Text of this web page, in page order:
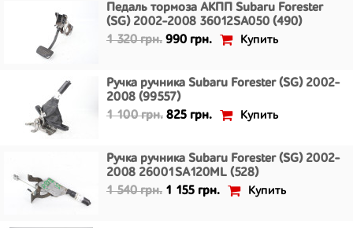
Педаль тормоза АКПП Subaru Forester
(SG) 2002-2008 36012SA050 (490)
1 320 грн. 990 грн. Купить
Ручка ручника Subaru Forester (SG) 2002-
2008 (99557)
1 100 грн. 825 грн. Купить
Ручка ручника Subaru Forester (SG) 2002-
2008 26001SA120ML (528)
1 540 грн. 1 155 грн. Купить